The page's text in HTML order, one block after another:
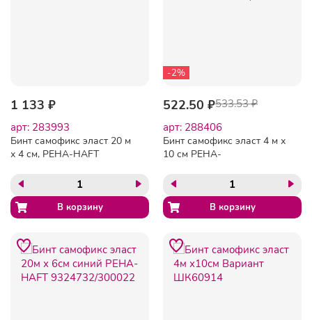
1 133 ₽
арт: 283993
Бинт самофикс эласт 20 м
х 4 см, PEHA-HAFT
-2%
522.50 ₽533.53 ₽
арт: 288406
Бинт самофикс эласт 4 м х
10 см PEHA-